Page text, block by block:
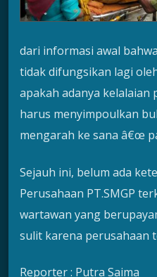
dari informasi awal
tidak difungsikan lagi
apakah adanya kelalaian
harus menyimpoulkan
mengarah ke sana â€œ
Sejauh ini, belum ada
Perusahaan PT.SMGP
wartawan yang
sulit karena perusahaan
Reporter : Putra Saima